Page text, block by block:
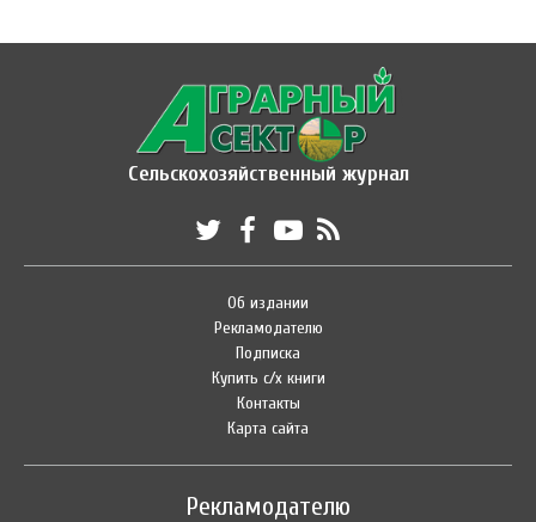
Сельскохозяйственный журнал
Об издании
Рекламодателю
Подписка
Купить с/х книги
Контакты
Карта сайта
Рекламодателю